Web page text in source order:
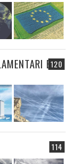
120
E
114